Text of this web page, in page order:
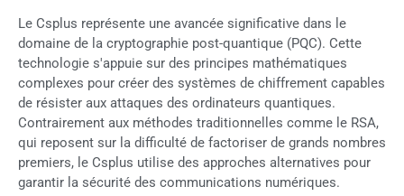
Le Csplus représente une avancée significative dans le
domaine de la cryptographie post-quantique (PQC). Cette
technologie s'appuie sur des principes mathématiques
complexes pour créer des systèmes de chiffrement capables
de résister aux attaques des ordinateurs quantiques.
Contrairement aux méthodes traditionnelles comme le RSA,
qui reposent sur la difficulté de factoriser de grands nombres
premiers, le Csplus utilise des approches alternatives pour
garantir la sécurité des communications numériques.